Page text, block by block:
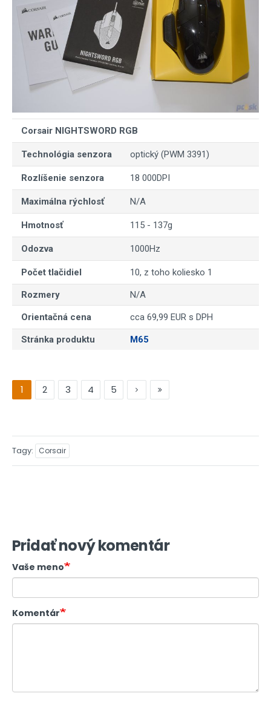
Corsair NIGHTSWORD RGB
Technológia senzora optický (PWM 3391)
Rozlíšenie senzora 18 000DPI
Maximálna rýchlosť N/A
Hmotnosť 115 - 137g
Odozva 1000Hz
Počet tlačidiel 10, z toho koliesko 1
Rozmery N/A
Orientačná cena cca 69,99 EUR s DPH
Stránka produktu M65
1 2 3 4 5
Tagy Corsair
Pridať nový komentár
Vaše meno
Komentár